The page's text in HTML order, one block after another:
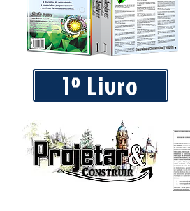
Piá Lava Jato, de Juara, torna
Instalação e Operação
1º Livro